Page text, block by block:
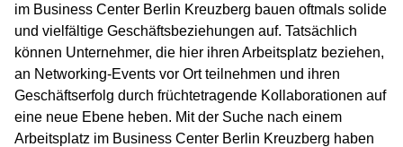
im Business Center Berlin Kreuzberg bauen oftmals solide
und vielfältige Geschäftsbeziehungen auf. Tatsächlich
können Unternehmer, die hier ihren Arbeitsplatz beziehen,
an Networking-Events vor Ort teilnehmen und ihren
Geschäftserfolg durch früchtetragende Kollaborationen auf
eine neue Ebene heben. Mit der Suche nach einem
Arbeitsplatz im Business Center Berlin Kreuzberg haben